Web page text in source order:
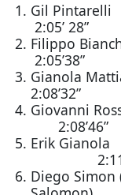
Gil Pintarelli
2:05’ 28”
Filippo
2:05’38”
Gianola
2:08’32”
Giovanni
2:08’46”
Erik
Diego Simon